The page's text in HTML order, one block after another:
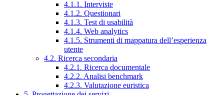
4.1.1. Interviste
4.1.2. Questionari
4.1.3. Test di usabilità
4.1.4. Web analytics
4.1.5. Strumenti di mappatura dell’esperienza
utente
4.2. Ricerca secondaria
4.2.1. Ricerca documentale
4.2.2. Analisi benchmark
4.2.3. Valutazione euristica